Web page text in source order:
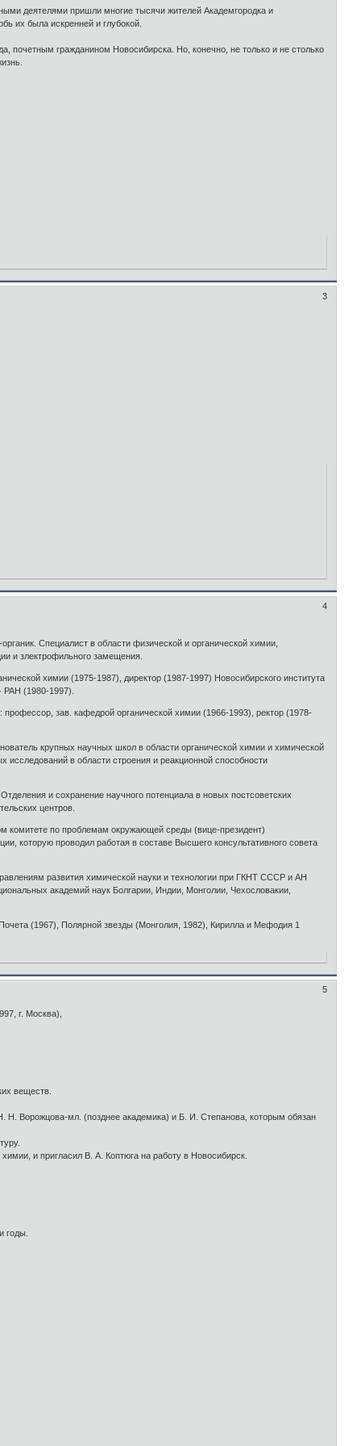
деятелями пришли многие тысячи жителей Академгородка и
их была искренней и глубокой.
почетным гражданином Новосибирска. Но, конечно, не только и не столько
3
4
Специалист в области физической и органической химии,
и злектрофильного замещения.
химии (1975-1987), директор (1987-1997) Новосибирского института
(1980-1997).
зав. кафедрой органической химии (1966-1993), ректор (1978-
крупных научных школ в области органической химии и химической
в области строения и реакционной способности
и сохранение научного потенциала в новых постсоветских
центров.
комитете по проблемам окружающей среды (вице-президент)
которую проводил работая в составе Высшего консультативного совета
развития химической науки и технологии при ГКНТ СССР и АН
академий наук Болгарии, Индии, Монголии, Чехословакии,
(1967), Полярной звезды (Монголия, 1982), Кирилла и Мефодия 1
5
г. Москва),
веществ.
Н. Ворожцова-мл. (позднее академика) и Б. И. Степанова, которым обязан
и пригласил В. А. Коптюга на работу в Новосибирск.
годы.